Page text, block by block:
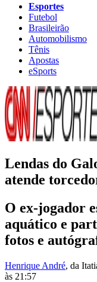
Esportes
Futebol
Brasileirão
Automobilismo
Tênis
Apostas
eSports
Lendas do
atende
O ex-jogador
aquático e
fotos e
Henrique André, da
às 21:57